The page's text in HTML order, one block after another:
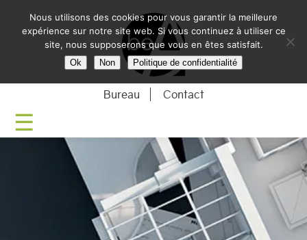
BE-
Bureau Contact
Nous utilisons des cookies pour vous garantir la meilleure
expérience sur notre site web. Si vous continuez à utiliser ce
site, nous supposerons que vous en êtes satisfait.
Ok Non Politique de confidentialité